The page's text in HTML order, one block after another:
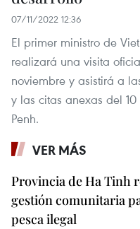
07/11/2022 12:36
El primer ministro de
realizará una visita
noviembre y asistirá a
y las citas anexas del
Penh.
VER MÁS
Provincia de Ha Tinh
gestión comunitaria
pesca ilegal